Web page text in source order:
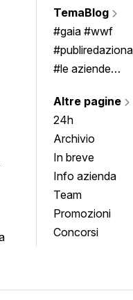
TemaBlog
#gaia #wwf
#le aziende
Altre pagine
24h
Archivio
In breve
Info azienda
Team
Promozioni
Concorsi